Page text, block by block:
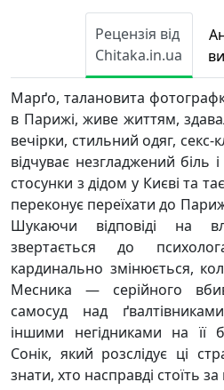
Рецензія від
Chitaka.in.ua
Марґо, талановита
в Парижі, живе життям,
вечірки, стильний одяг, секс-
відчуває незгладжений біль
стосунки з дідом у Києві та
переконує переїхати до
Шукаючи відповіді на
звертається до
кардинально змінюється,
Месника — серійного
самосуд над
іншими негідниками на її
Сонік, який розслідує ці
знати, хто насправді стоїть